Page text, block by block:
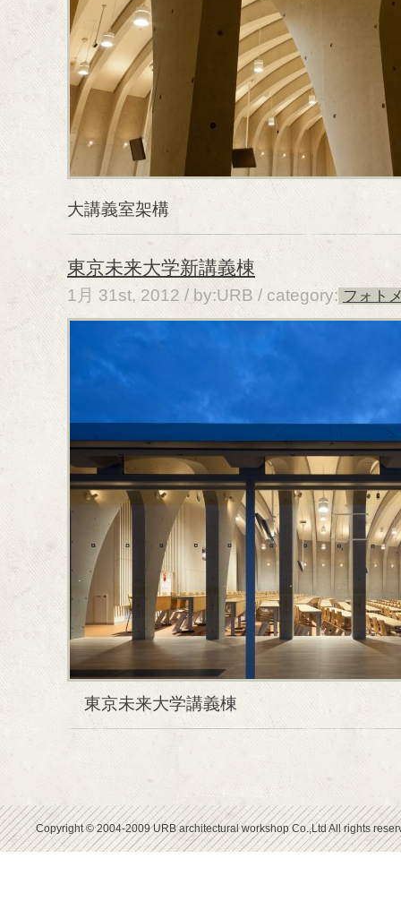
大講義室架構
東京未来大学新講義棟
1月 31st, 2012 / by:URB / category: フォト
東京未来大学講義棟
Copyright © 2004-2009 URB architectural workshop Co.,Ltd All rights